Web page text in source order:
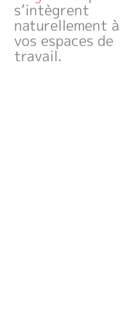
s’intègrent
naturellement à
vos espaces de
travail.